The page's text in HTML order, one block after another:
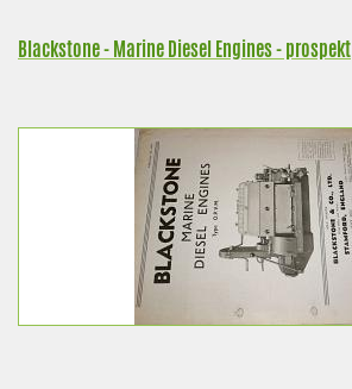
Blackstone - Marine Diesel Engines - prospekt